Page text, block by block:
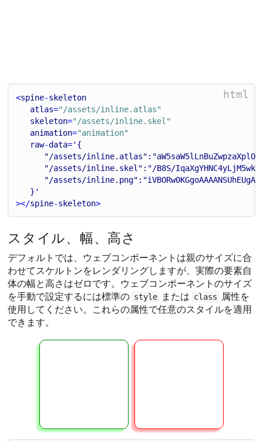
html
<spine-skeleton
atlas="/assets/inline.atlas"
skeleton="/assets/inline.skel"
animation="animation"
raw-data='{
"/assets/
"/assets/inline.skel":"/B8S/
"/assets/
}'
></spine-skeleton>
スタイル、幅、高さ
デフォルトでは、ウェブコンポーネントは親のサイズに合
わせてスケルトンをレンダリングしますが、実際の要素自
体の幅と高さはゼロです。ウェブコンポーネントのサイズ
を手動で設定するには標準の style または class
属性を
使用してください。これらの属性で任意のスタイルを適用
できます。